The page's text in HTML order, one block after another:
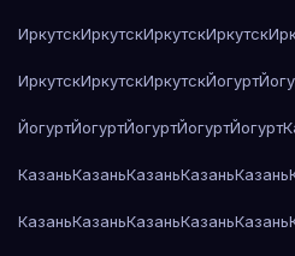
ИркутскИркутскИркутскИркутск
ИркутскИркутскИркутскЙогурт
ЙогуртЙогуртЙогуртЙогуртЙогурт
КазаньКазаньКазаньКазаньКазань
КазаньКазаньКазаньКазаньКазань